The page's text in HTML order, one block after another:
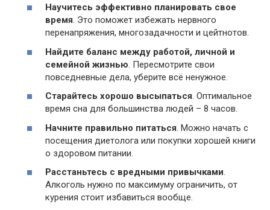
Научитесь эффективно планировать свое
время. Это поможет избежать нервного
перенапряжения, многозадачности и цейтнотов.
Найдите баланс между работой, личной и
семейной жизнью . Пересмотрите свои
повседневные дела, уберите всё ненужное.
Старайтесь хорошо высыпаться. Оптимальное
время сна для большинства людей – 8 часов.
Начните правильно питаться . Можно начать с
посещения диетолога или покупки хорошей книги
о здоровом питании.
Расстаньтесь с вредными привычками.
Алкоголь нужно по максимуму ограничить, от
курения стоит избавиться вообще.